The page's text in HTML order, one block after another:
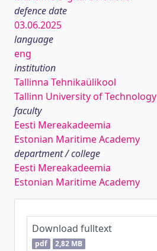
defence date
03.06.2025
language
eng
institution
Tallinna Tehnikaülikool
Tallinn University of Technology
faculty
Eesti Mereakadeemia
Estonian Maritime Academy
department / college
Eesti Mereakadeemia
Estonian Maritime Academy
Download fulltext
pdf 2,82 MB